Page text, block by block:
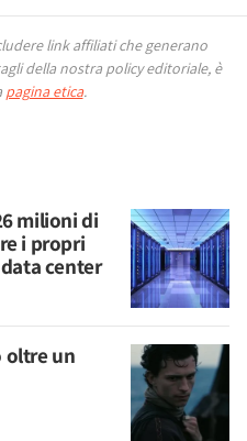
link affiliati che generano
della nostra policy editoriale, è
pagina etica.
milioni di
i propri
center
oltre un